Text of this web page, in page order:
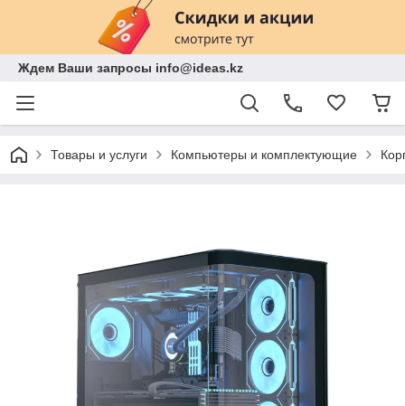
Ждем Ваши запросы info@ideas.kz
Товары и услуги Компьютеры и комплектующие